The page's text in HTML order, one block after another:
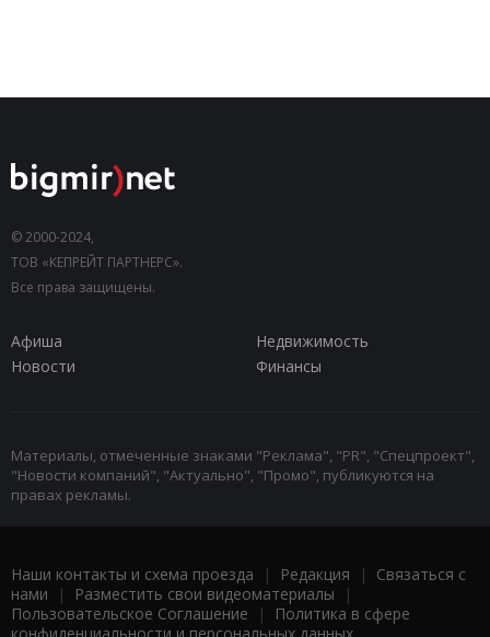
© 2000-2024,
ТОВ «КЕПРЕЙТ ПАРТНЕРС».
Все права защищены.
Афиша
Недвижимость
Новости
Финансы
Материалы, отмеченные знаками "Реклама", "PR", "Спецпроект",
"Новости компаний", "Актуально", "Промо", публикуются на
правах рекламы.
Наши контакты и схема проезда | Редакция | Связаться с
нами | Разместить свои видеоматериалы |
Пользовательское Соглашение |
Политика в сфере